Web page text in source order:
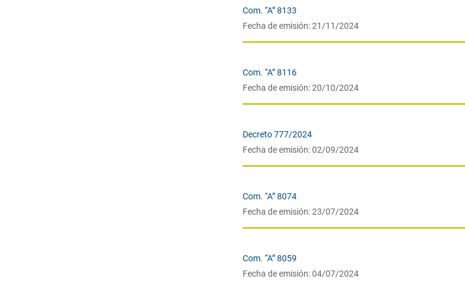
Com. “A” 8133
Fecha de emisión: 21/11/2024
Com. “A” 8116
Fecha de emisión: 20/10/2024
Decreto 777/2024
Fecha de emisión: 02/09/2024
Com. “A” 8074
Fecha de emisión: 23/07/2024
Com. “A” 8059
Fecha de emisión: 04/07/2024